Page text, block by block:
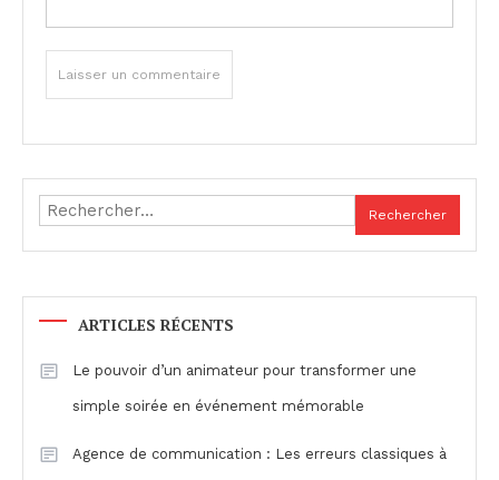
Rechercher :
ARTICLES RÉCENTS
Le pouvoir d’un animateur pour transformer une
simple soirée en événement mémorable
Agence de communication : Les erreurs classiques à